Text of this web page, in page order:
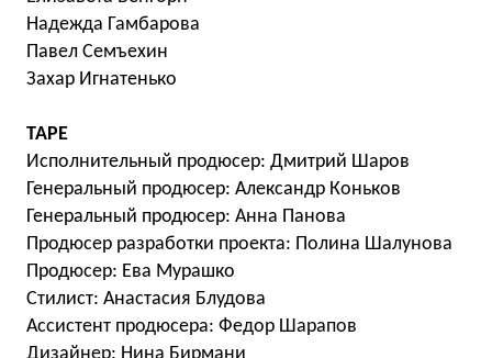
Надежда Гамбарова
Павел Семъехин
Захар Игнатенько
TAPE
Исполнительный продюсер: Дмитрий Шаров
Генеральный продюсер: Александр Коньков
Генеральный продюсер: Анна Панова
Продюсер разработки проекта: Полина Шалунова
Продюсер: Ева Мурашко
Стилист: Анастасия Блудова
Ассистент продюсера: Федор Шарапов